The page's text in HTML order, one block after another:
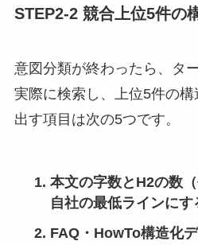
STEP2-2 競合上位5件の
意図分類が終わったら、タ
実際に検索し、上位5件の
出す項目は次の5つです。
本文の字数とH2の数
自社の最低ラインにす
FAQ・HowTo構造化